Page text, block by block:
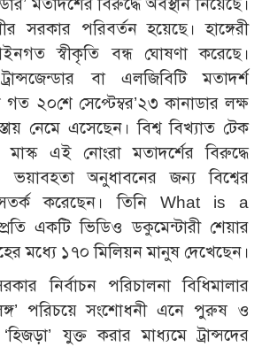
মতাদর্শের বিরুদ্ধে অবস্থান নিয়েছে।
সরকার পরিবর্তন হয়েছে। হাঙ্গেরী
আইনগত স্বীকৃতি বন্ধ ঘোষণা করেছে।
বা এলজিবিটি মতাদর্শ
গত ২০শে সেপ্টেম্বর’২৩ কানাডার লক্ষ
নেমে এসেছেন। বিশ্ব বিখ্যাত টেক
এই নোংরা মতাদর্শের বিরুদ্ধে
ভয়াবহতা অনুধাবনের জন্য বিশ্বের
সতর্ক করেছেন। তিনি What is a
একটি ভিডিও ডকুমেন্টারী শেয়ার
মধ্যে ১৭০ মিলিয়ন মানুষ দেখেছেন।
নির্বাচন পরিচালনা বিধিমালার
পরিচয়ে সংশোধনী এনে পুরুষ ও
যুক্ত করার মাধ্যমে ট্রান্সদের